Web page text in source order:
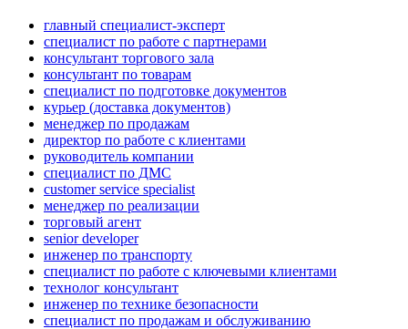
главный специалист-эксперт
специалист по работе с партнерами
консультант торгового зала
консультант по товарам
специалист по подготовке документов
курьер (доставка документов)
менеджер по продажам
директор по работе с клиентами
руководитель компании
специалист по ДМС
customer service specialist
менеджер по реализации
торговый агент
senior developer
инженер по транспорту
специалист по работе с ключевыми клиентами
технолог консультант
инженер по технике безопасности
специалист по продажам и обслуживанию